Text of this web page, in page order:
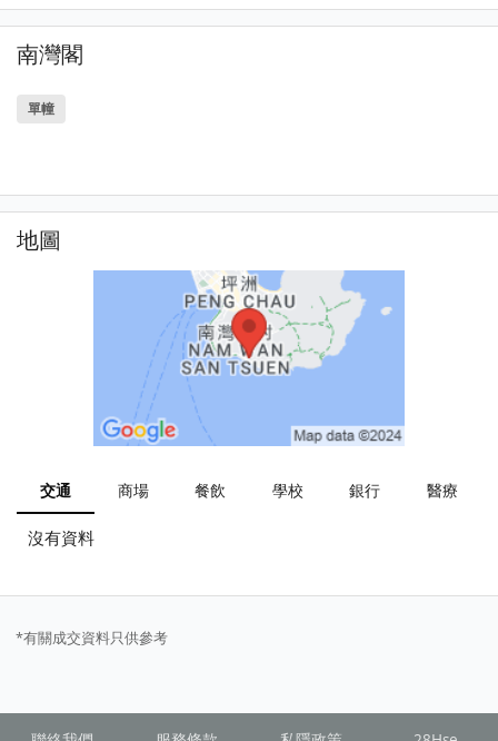
南灣閣
單幢
地圖
交通 商場 餐飲 學校 銀行 醫療
沒有資料
*有關成交資料只供參考